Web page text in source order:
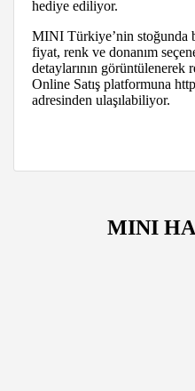
hediye ediliyor.
MINI Türkiye’nin stoğunda
fiyat, renk ve donanım
detaylarının
Online Satış platformuna
adresinden ulaşılabiliyor.
MINI